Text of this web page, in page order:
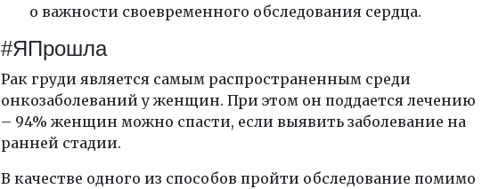
о важности своевременного обследования сердца.
#ЯПрошла
Рак груди является самым распространенным среди
онкозаболеваний у женщин. При этом он поддается лечению
– 94% женщин можно спасти, если выявить заболевание на
ранней стадии.
В качестве одного из способов пройти обследование помимо